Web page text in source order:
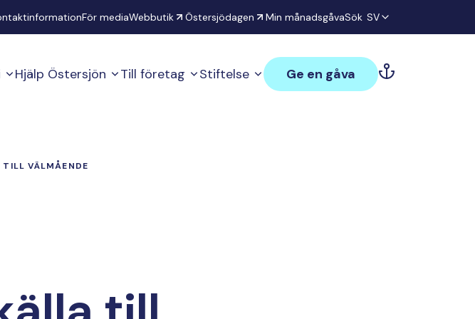
För mediaWebbutik Östersjödagen Min månadsgåvaSök SV
Hjälp Östersjön Till företag Stiftelse Ge en gåva
VÄLMÅENDE